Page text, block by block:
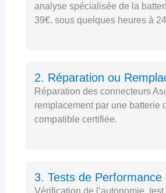
analyse spécialisée de la
39€, sous quelques heures à
2. Réparation ou
Réparation des connecteurs
remplacement par une batterie
compatible certifiée.
3. Tests de Performance